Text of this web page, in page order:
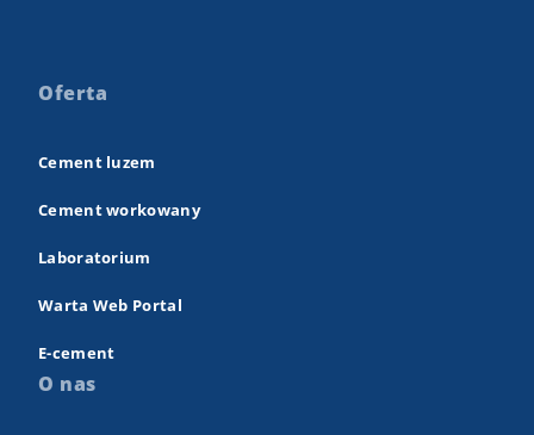
Oferta
Cement luzem
Cement workowany
Laboratorium
Warta Web Portal
E-cement
O nas